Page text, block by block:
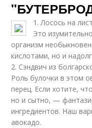
1. Лосось на
Это
организм
кислотами, но и
2. Сэндвич из
Роль булочки в этом
перец. Если хотите,
но и сытно, —
ингредиентов. Наш
авокадо.